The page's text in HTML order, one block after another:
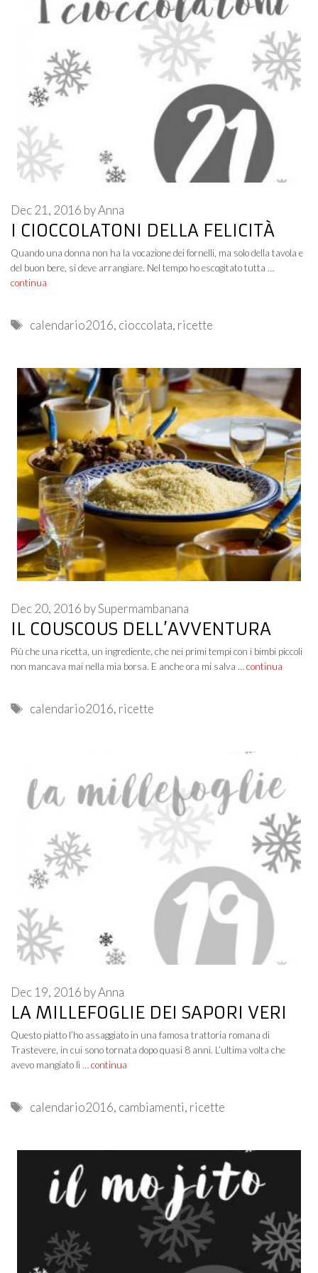
I CIOCCOLATONI DELLA FELICITÀ
Dec 21, 2016 byAnna
Quando una donna non ha la vocazione dei fornelli, ma solo della tavola e
del buon bere, si deve arrangiare. Nel tempo ho escogitato tutta …
continua
Tags
calendario2016, cioccolata, ricette
IL COUSCOUS DELL’AVVENTURA
Dec 20, 2016 bySupermambanana
Più che una ricetta, un ingrediente, che nei primi tempi con i bimbi piccoli
non mancava mai nella mia borsa. E anche ora mi salva … continua
Tags
calendario2016, ricette
LA MILLEFOGLIE DEI SAPORI VERI
Dec 19, 2016 byAnna
Questo piatto l’ho assaggiato in una famosa trattoria romana di
Trastevere, in cui sono tornata dopo quasi 8 anni. L’ultima volta che
avevo mangiato lì … continua
Tags
calendario2016, cambiamenti, ricette